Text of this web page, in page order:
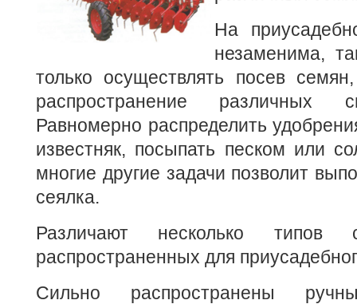
На
незаменима,
только осуществлять посев
распространение различных
Равномерно распределить
известняк, посыпать песком или
многие другие задачи позволит
сеялка.
Различают несколько типов
распространенных для
Сильно распространены